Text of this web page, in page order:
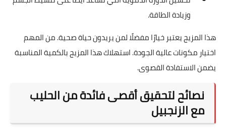
وزيادة الطاقة.
هذا المزيج يعتبر خيارًا مفضلًا لمن يريدون حياة صحية. من المهم
اختيار مكونات عالية الجودة. استهلاك هذا المزيج بالكمية المناسبة
يضمن الاستفادة القصوى.
نصائح لتحقيق أقصى فائدة من الحليب
مع الزنجبيل